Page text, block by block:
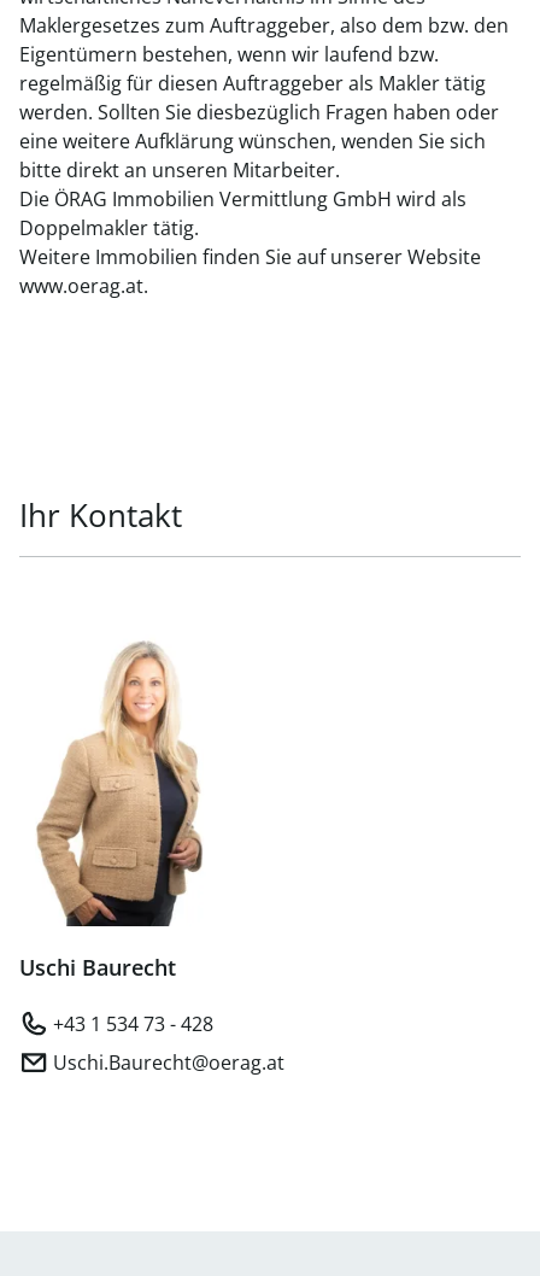
Maklergesetzes zum Auftraggeber, also dem bzw. den
Eigentümern bestehen, wenn wir laufend bzw.
regelmäßig für diesen Auftraggeber als Makler tätig
werden. Sollten Sie diesbezüglich Fragen haben oder
eine weitere Aufklärung wünschen, wenden Sie sich
bitte direkt an unseren Mitarbeiter.
Die ÖRAG Immobilien Vermittlung GmbH wird als
Doppelmakler tätig.
Weitere Immobilien finden Sie auf unserer Website
www.oerag.at.
Ihr Kontakt
Uschi Baurecht
+43 1 534 73 - 428
Uschi.Baurecht@oerag.at